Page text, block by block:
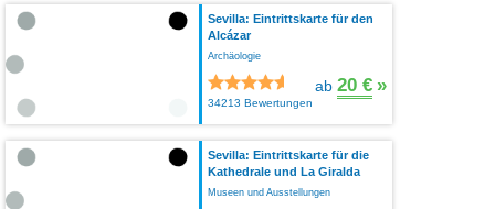
Sevilla: Eintrittskarte für den
Alcázar
Archäologie
34213 Bewertungen
ab 20 € »
Sevilla: Eintrittskarte für die
Kathedrale und La Giralda
Museen und Ausstellungen